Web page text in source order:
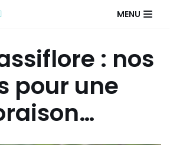
MENU
: nos
pour une